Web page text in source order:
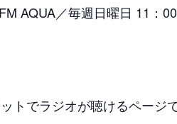
AQUA／毎週日曜日 11：
トでラジオが聴けるページ